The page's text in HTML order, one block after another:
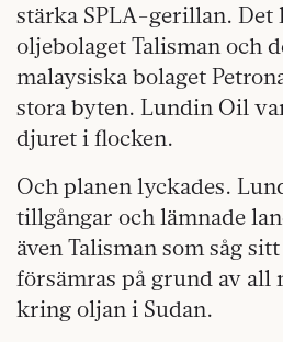
stärka SPLA-gerillan. Det
oljebolaget Talisman och
malaysiska bolaget
stora byten. Lundin Oil
djuret i flocken.
Och planen lyckades.
tillgångar och lämnade
även Talisman som såg
försämras på grund av
kring oljan i Sudan.